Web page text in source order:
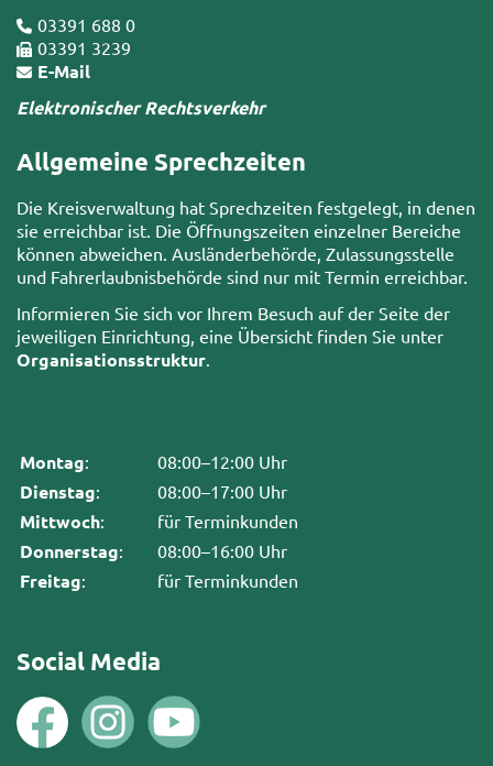
03391 688 0
03391 3239
E-Mail
Elektronischer Rechtsverkehr
Allgemeine Sprechzeiten
Die Kreisverwaltung hat Sprechzeiten festgelegt, in denen
sie erreichbar ist. Die Öffnungszeiten einzelner Bereiche
können abweichen. Ausländerbehörde, Zulassungsstelle
und Fahrerlaubnisbehörde sind nur mit Termin erreichbar.
Informieren Sie sich vor Ihrem Besuch auf der Seite der
jeweiligen Einrichtung, eine Übersicht finden Sie unter
Organisationsstruktur
Montag: 08:00–12:00 Uhr
Dienstag: 08:00–17:00 Uhr
Mittwoch: für Terminkunden
Donnerstag: 08:00–16:00 Uhr
Freitag: für Terminkunden
Social Media